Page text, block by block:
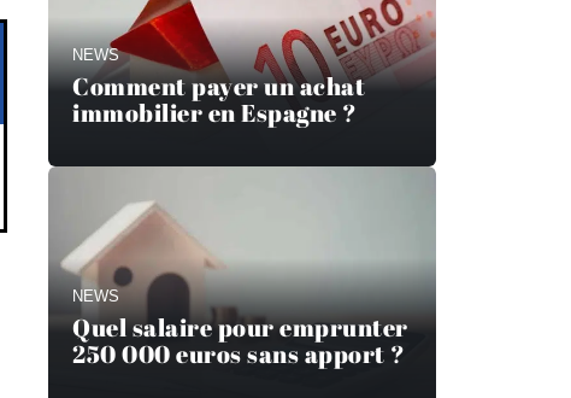
NEWS
Comment payer un achat
immobilier en Espagne ?
NEWS
Quel salaire pour emprunter
250 000 euros sans apport ?